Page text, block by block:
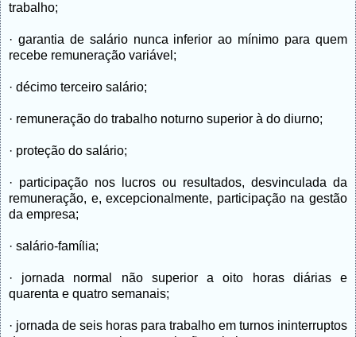
trabalho;
· garantia de salário nunca inferior ao mínimo para quem
recebe remuneração variável;
· décimo terceiro salário;
· remuneração do trabalho noturno superior à do diurno;
· proteção do salário;
· participação nos lucros ou resultados, desvinculada da
remuneração, e, excepcionalmente, participação na gestão
da empresa;
· salário-família;
· jornada normal não superior a oito horas diárias e
quarenta e quatro semanais;
· jornada de seis horas para trabalho em turnos ininterruptos